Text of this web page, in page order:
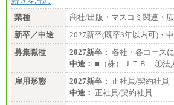
業種
商社/出版・マスコミ関連・
新卒／中途
2027新卒(既卒3年以内可)・
募集職種
2027新卒： 各社・各コース
中途： ■（株）ＪＴＢ ①法
雇用形態
2027新卒： 正社員/契約社員
中途： 正社員/契約社員